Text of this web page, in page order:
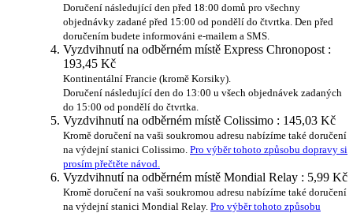
Doručení následující den před 18:00 domů pro všechny
objednávky zadané před 15:00 od pondělí do čtvrtka. Den před
doručením budete informováni e-mailem a SMS.
Vyzdvihnutí na odběrném místě Express Chronopost :
193,45 Kč
Kontinentální Francie (kromě Korsiky).
Doručení následující den do 13:00 u všech objednávek zadaných
do 15:00 od pondělí do čtvrtka.
Vyzdvihnutí na odběrném místě Colissimo : 145,03 Kč
Kromě doručení na vaši soukromou adresu nabízíme také doručení
na výdejní stanici Colissimo. Pro výběr tohoto způsobu dopravy si
prosím přečtěte návod.
Vyzdvihnutí na odběrném místě Mondial Relay : 5,99 Kč
Kromě doručení na vaši soukromou adresu nabízíme také doručení
na výdejní stanici Mondial Relay. Pro výběr tohoto způsobu